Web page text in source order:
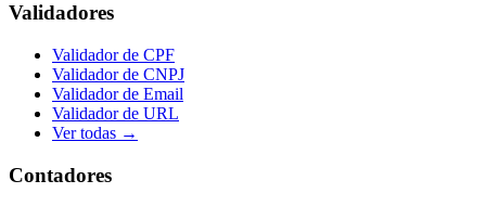
Validadores
Validador de CPF
Validador de CNPJ
Validador de Email
Validador de URL
Ver todas →
Contadores